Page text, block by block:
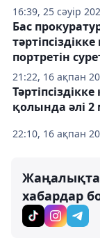
16:39, 25 сәуір
21:22, 16 ақпан
Бас
портретін
22:10, 16 ақпан
қолында әлі
хабардар